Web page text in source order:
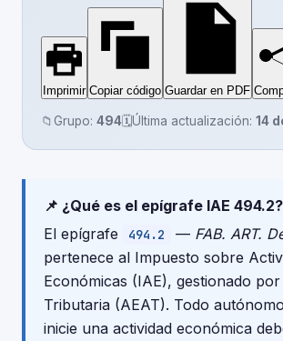
Imprimir Copiar código Guardar en PDF
📁 Grupo: 494🗓️Última actualización: 14
📌 ¿Qué es el epígrafe IAE 494.2?
El epígrafe
494.2 — FAB. ART.
pertenece al Impuesto sobre
Económicas (IAE), gestionado
Tributaria (AEAT). Todo
inicie una actividad económica